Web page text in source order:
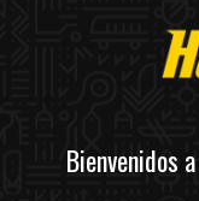
Bienvenidos